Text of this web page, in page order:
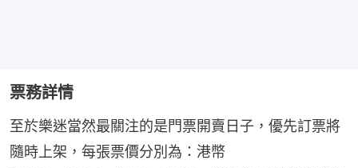
票務詳情
至於樂迷當然最關注的是門票開賣日子，優先訂票將
隨時上架，每張票價分別為：港幣